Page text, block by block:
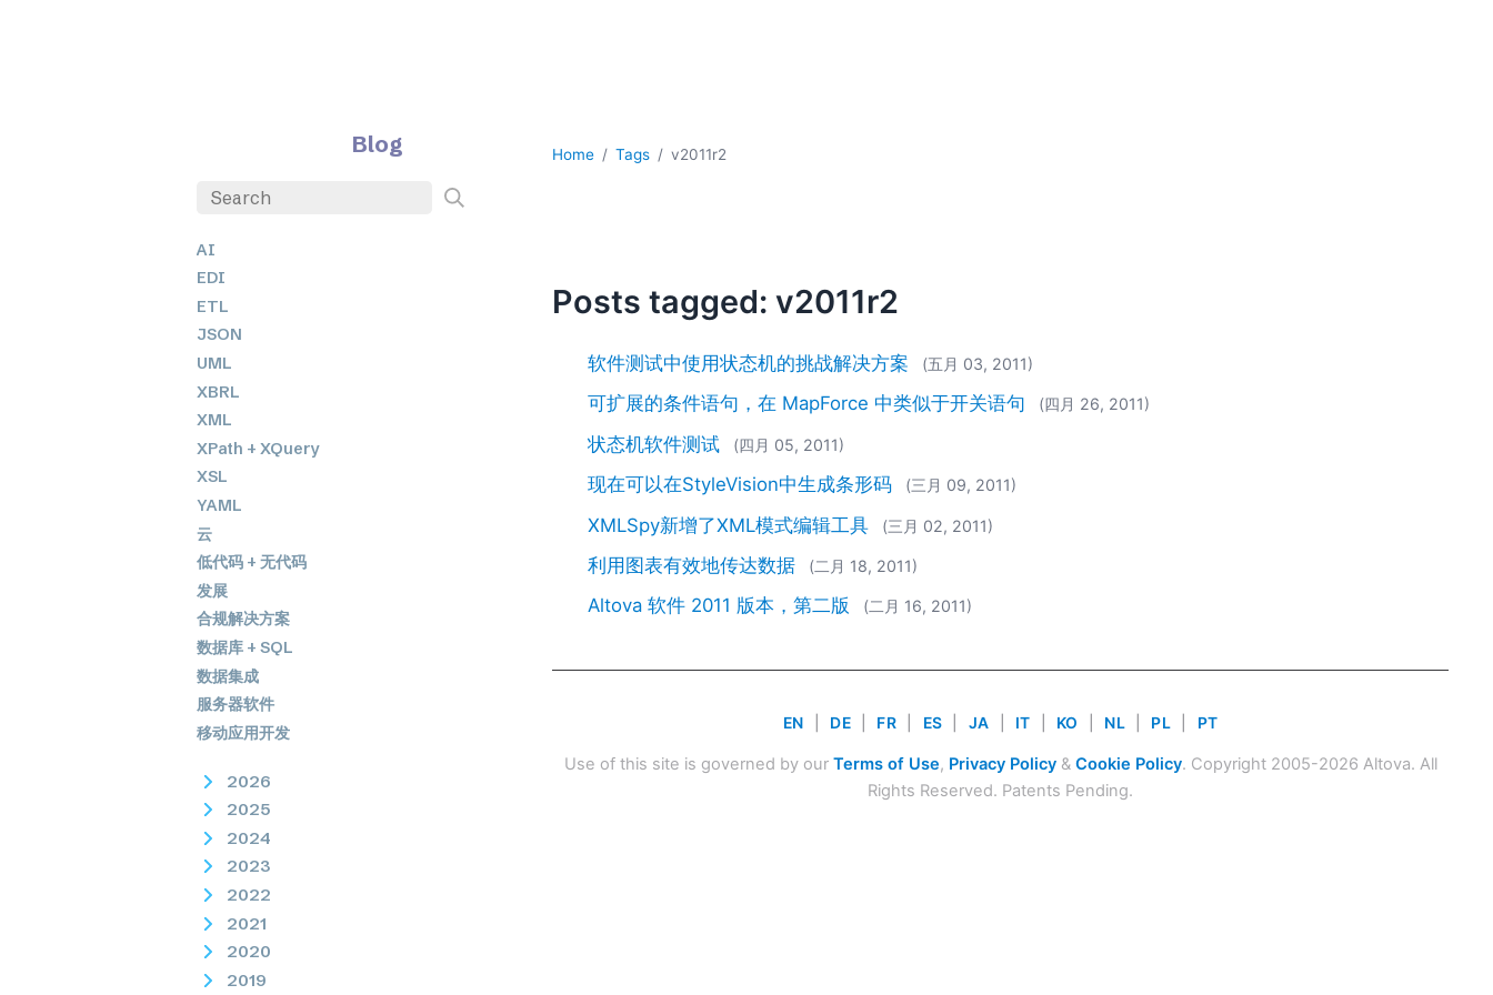
Blog
AI
EDI
ETL
JSON
UML
XBRL
XML
XPath + XQuery
XSL
YAML
云
低代码 + 无代码
发展
合规解决方案
数据库 + SQL
数据集成
服务器软件
移动应用开发
2026
2025
2024
2023
2022
2021
2020
2019
Home Tags v2011r2
Posts tagged: v2011r2
软件测试中使用状态机的挑战解决方案 (五月 03, 2011)
可扩展的条件语句，在 MapForce 中类似于开关语句 (四月 26, 2011)
状态机软件测试 (四月 05, 2011)
现在可以在StyleVision中生成条形码 (三月 09, 2011)
XMLSpy新增了XML模式编辑工具 (三月 02, 2011)
利用图表有效地传达数据 (二月 18, 2011)
Altova 软件 2011 版本，第二版 (二月 16, 2011)
EN DE FR ES JA IT KO NL PL PT
Use of this site is governed by our Terms of Use, Privacy Policy& Cookie Policy. Copyright 2005-2026 Altova. All
Rights Reserved. Patents Pending.